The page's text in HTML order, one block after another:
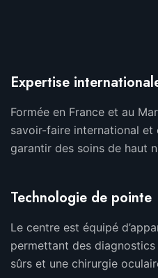
Expertise
Formée en France et au
savoir-faire international et
garantir des soins de haut
Technologie de pointe
Le centre est équipé
permettant des
sûrs et une chirurgie